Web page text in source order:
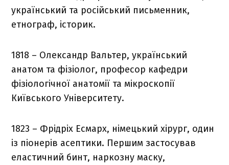
український та російський письменник,
етнограф, історик.
1818 – Олександр Вальтер, український
анатом та фізіолог, професор кафедри
фізіологічної анатомії та мікроскопії
Київського Університету.
1823 – Фрідріх Есмарх, німецький хірург, один
із піонерів асептики. Першим застосував
еластичний бинт, наркозну маску,